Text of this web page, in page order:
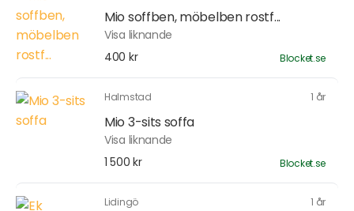
Mio soffben, möbelben rostf...
Visa liknande
400 kr
Blocket.se
Halmstad 1 år
Mio 3-sits soffa
Visa liknande
1 500 kr
Blocket.se
Lidingö 1 år